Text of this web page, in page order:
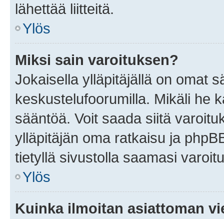
lähettää liitteitä.
Ylös
Miksi sain varoituksen?
Jokaisella ylläpitäjällä on omat
keskustelufoorumilla. Mikäli he
sääntöä. Voit saada siitä
ylläpitäjän oma ratkaisu ja
tietyllä sivustolla saamasi
Ylös
Kuinka ilmoitan asiattoman